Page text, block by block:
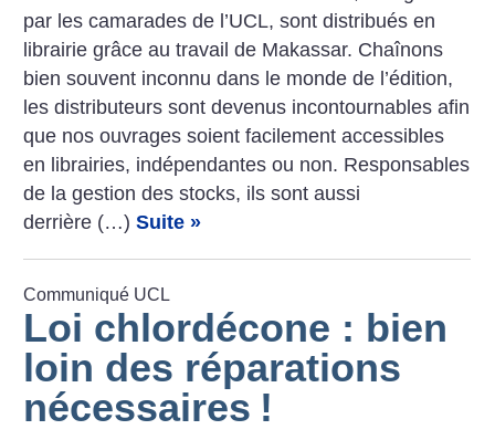
par les camarades de l’UCL, sont distribués en
librairie grâce au travail de Makassar. Chaînons
bien souvent inconnu dans le monde de l’édition,
les distributeurs sont devenus incontournables afin
que nos ouvrages soient facilement accessibles
en librairies, indépendantes ou non. Responsables
de la gestion des stocks, ils sont aussi
derrière (…)Suite »
Communiqué UCL
Loi chlordécone : bien
loin des réparations
nécessaires !